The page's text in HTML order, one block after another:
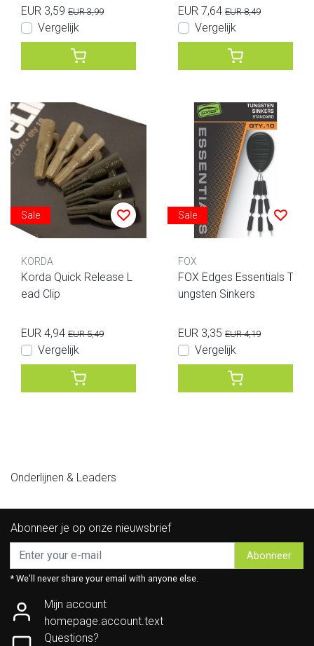
EUR 3,59 EUR 3,99
Vergelijk
EUR 7,64 EUR 8,49
Vergelijk
Sale
KORDA
Korda Quick Release L
ead Clip
EUR 4,94 EUR 5,49
Vergelijk
Sale
FOX
FOX Edges Essentials T
ungsten Sinkers
EUR 3,35 EUR 4,19
Vergelijk
Onderlijnen & Leaders
Abonneer je op onze nieuwsbrief
Abonneer
* We'll never share your email with anyone else.
Mijn account
homepage.account.text
Questions?